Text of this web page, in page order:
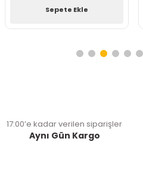
Sepete Ekle
17:00’e kadar verilen siparişler
Aynı Gün Kargo